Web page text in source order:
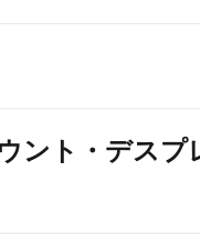
ント・デスプ